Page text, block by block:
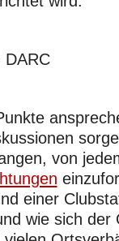
DARC
von
einer
wie sich der